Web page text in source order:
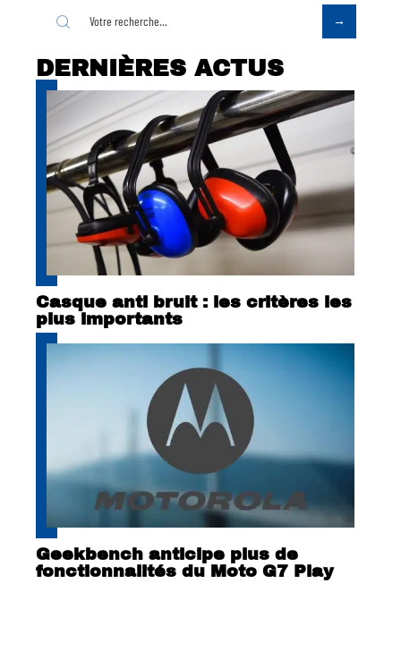
DERNIÈRES ACTUS
Casque anti bruit : les critères les
plus importants
Geekbench anticipe plus de
fonctionnalités du Moto G7 Play